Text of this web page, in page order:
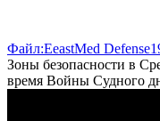
Файл:EeastMed
Зоны безопасности в
время Войны Судного